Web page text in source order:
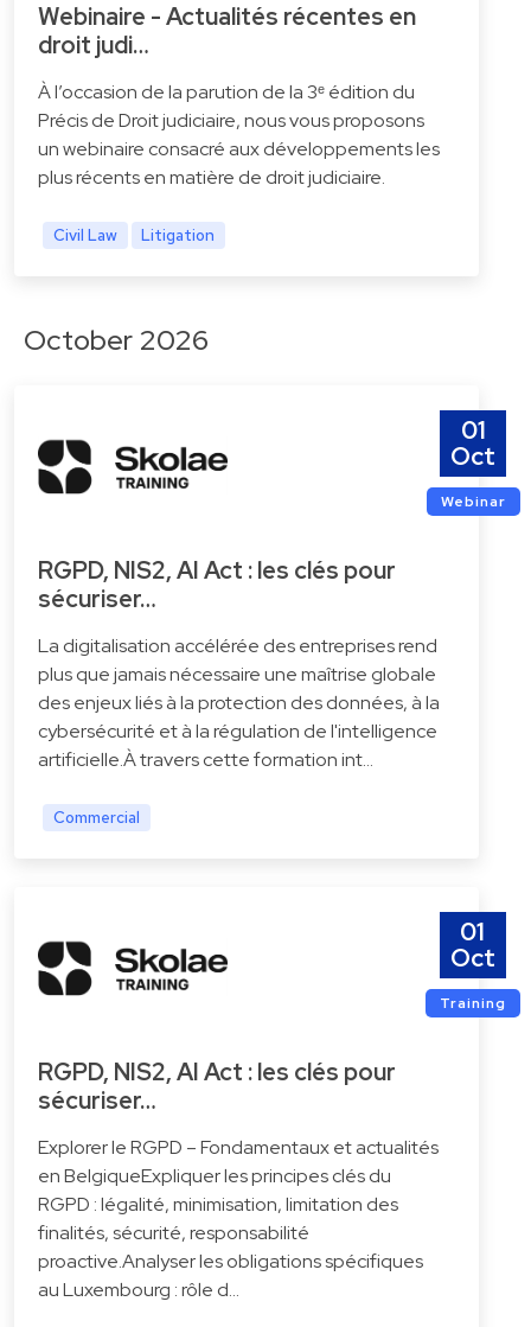
Webinaire - Actualités récentes en
droit judi…
À l’occasion de la parution de la 3ᵉ édition du
Précis de Droit judiciaire, nous vous proposons
un webinaire consacré aux développements les
plus récents en matière de droit judiciaire.
Civil Law Litigation
October 2026
01
Oct
Webinar
RGPD, NIS2, AI Act : les clés pour
sécuriser…
La digitalisation accélérée des entreprises rend
plus que jamais nécessaire une maîtrise globale
des enjeux liés à la protection des données, à la
cybersécurité et à la régulation de l'intelligence
artificielle.À travers cette formation int…
Commercial
01
Oct
Training
RGPD, NIS2, AI Act : les clés pour
sécuriser…
Explorer le RGPD – Fondamentaux et actualités
en BelgiqueExpliquer les principes clés du
RGPD : légalité, minimisation, limitation des
finalités, sécurité, responsabilité
proactive.Analyser les obligations spécifiques
au Luxembourg : rôle d…